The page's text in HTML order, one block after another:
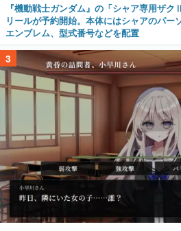
『機動戦士ガンダム』の「シャア専用ザ
リールが予約開始。本体にはシャアのパー
エンブレム、型式番号などを配置
3